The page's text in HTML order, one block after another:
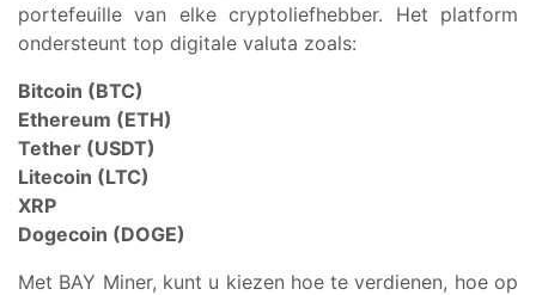
portefeuille van elke cryptoliefhebber. Het platform
ondersteunt top digitale valuta zoals:
Bitcoin (BTC)
Ethereum (ETH)
Tether (USDT)
Litecoin (LTC)
XRP
Dogecoin (DOGE)
Met BAY Miner, kunt u kiezen hoe te verdienen, hoe op